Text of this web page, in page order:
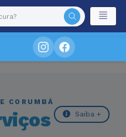
CORUMBÁ
Saiba +